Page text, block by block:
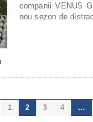
companii VENUS
nou sezon de
1 2 3 4 …